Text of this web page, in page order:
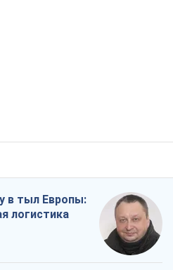
в тыл Европы:
логистика